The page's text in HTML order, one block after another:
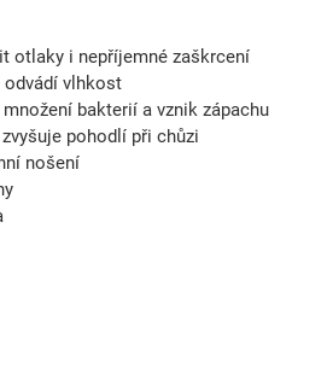
otlaky i nepříjemné zaškrcení
odvádí vlhkost
bakterií a vznik zápachu
pohodlí při chůzi
nošení